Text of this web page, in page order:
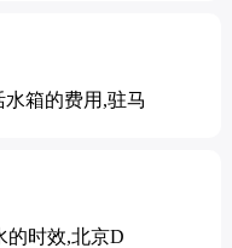
箱的费用,驻马
的时效,北京D